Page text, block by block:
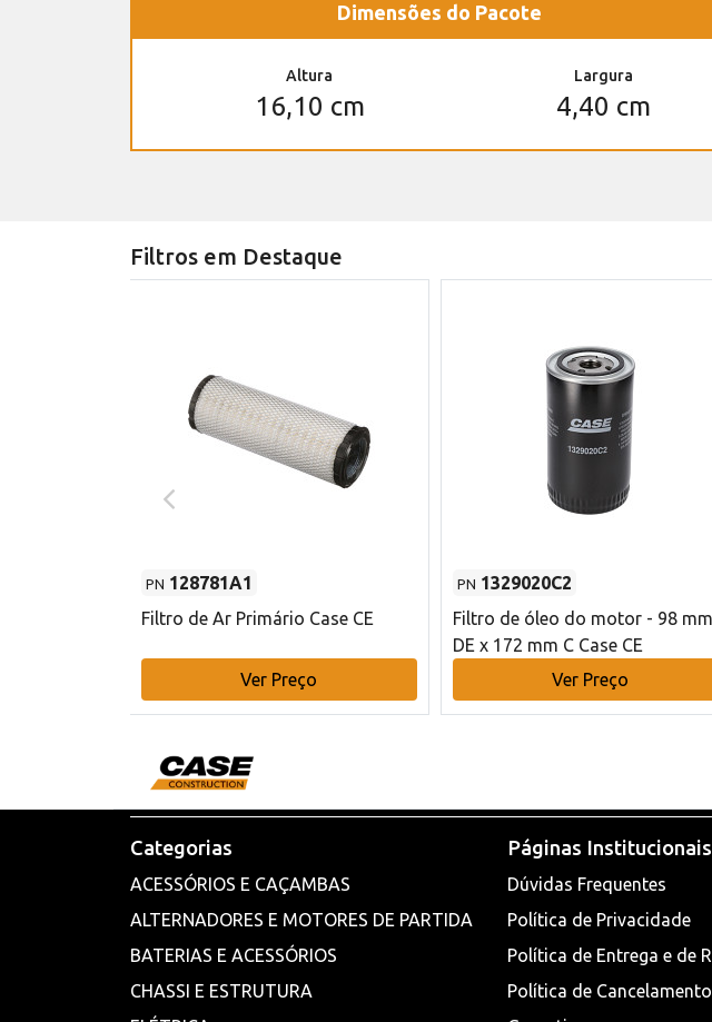
Dimensões do Pacote
Altura
16,10 cm
Largura
4,40 cm
Filtros em Destaque
PN 128781A1
Filtro de Ar Primário Case CE
Ver Preço
PN 1329020C2
Filtro de óleo do motor - 98 mm
DE x 172 mm C Case CE
Ver Preço
Categorias
ACESSÓRIOS E CAÇAMBAS
ALTERNADORES E MOTORES DE PARTIDA
BATERIAS E ACESSÓRIOS
CHASSI E ESTRUTURA
Páginas Institucionais
Dúvidas Frequentes
Política de Privacidade
Política de Entrega e de
Política de